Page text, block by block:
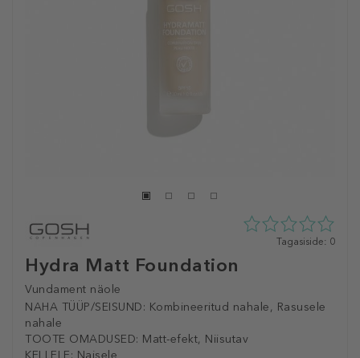
Hydra Matt Foundation
Vundament näole
NAHA TÜÜP/SEISUND: Kombineeritud nahale, Rasusele
nahale
TOOTE OMADUSED: Matt-efekt, Niisutav
KELLELE: Naisele
0
Tagasiside: 0